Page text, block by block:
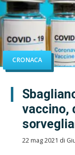
CRONACA
vaccino,
22 mag 2021 di